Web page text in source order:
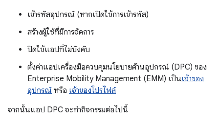
เข้ารหัสอุปกรณ์ (หากเปิดใช้การเข้ารหัส)
สร้างผู้ใช้ที่มีการจัดการ
ปิดใช้แอปที่ไม่บังคับ
ตั้งค่าแอปเครื่องมือควบคุมนโยบายด้านอุปกรณ์ (DPC) ของ
Enterprise Mobility Management (EMM) เป็นเจ้าของ
อุปกรณ์ หรือ เจ้าของโปรไฟล์
จากนั้นแอป DPC จะทำกิจกรรมต่อไปนี้